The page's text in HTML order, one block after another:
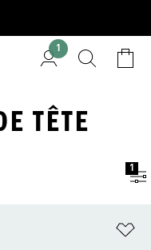
1
TÊTE
1
à la Liste de produits